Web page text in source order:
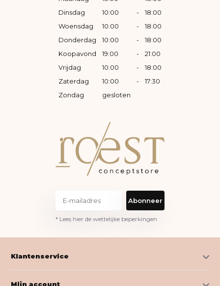
Dinsdag
10:00 -
18:00
Woensdag
10:00 -
18:00
Donderdag
10:00 -
18:00
Koopavond
19:00 -
21:00
Vrijdag
10:00 -
18:00
Zaterdag
10:00 -
17:30
Zondag
gesloten
Abonneer
* Lees hier de wettelijke beperkingen
Klantenservice
Mijn account